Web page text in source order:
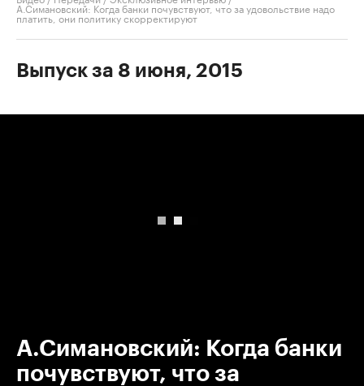
А.Симановский: Когда банки почувствуют, что за удовольствие надо
платить, они политику скорректируют
Выпуск за 8 июня, 2015
А.Симановский: Когда банки
почувствуют, что за